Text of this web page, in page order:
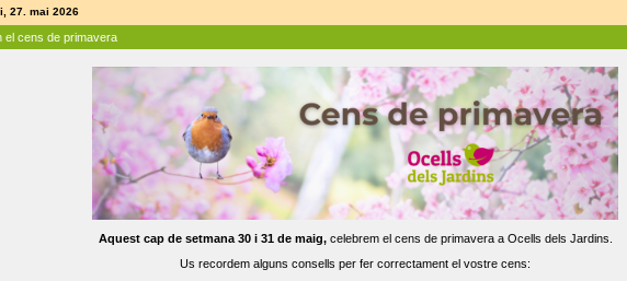
27. mai 2026
el cens de primavera
Aquest cap de setmana 30 i 31 de maig,celebrem el cens de primavera a Ocells dels Jardins.
Us recordem alguns consells per fer correctament el vostre cens: